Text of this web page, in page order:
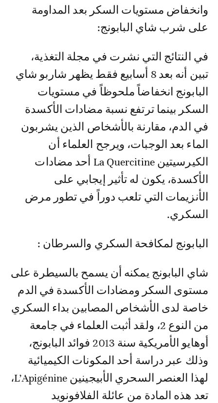
وانخفاض مستويات السكر بعد المداومة
على شرب شاي البابونج:
في النتائج التي نشرت في مجلة التغذية،
تبين أنه بعد 8 أسابيع فقط يظهر شاربو شاي
البابونج انخفاضاً ملحوظاً في مستويات
السكر بينما ترتفع نسبة مضادات الأكسدة
في الدم، مقارنة بالأشخاص الذين يشربون
الماء بعد الوجبات، ويرجح العلماء أن
الكيرسيتين La Quercitine أحد مضادات
الأكسدة، يكون له تأثير إيجابي على
الأنزيمات التي تلعب دوراً في تطور مرض
السكري.
البابونج لمكافحة السكري والسرطان :
شاي البابونج يمكنه أن يسمح بالسيطرة على
مستوى السكر ومضادات الأكسدة في الدم
خاصة لدى الأشخاص المصابين بداء السكري
من النوع 2، ولقد أثبت العلماء في جامعة
أوهايو الأمريكية سنة 2013 فوائد البابونج،
وذلك عبر دراسة أحد المكونات الكيميائية
لهذا العنصر السحري الأبيجينين L’Apigénine،
تعد هذه المادة من عائلة الفلافونويد